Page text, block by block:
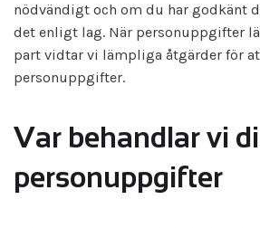
nödvändigt och om du har godkänt
det enligt lag. När personuppgifter
part vidtar vi lämpliga åtgärder för
personuppgifter.
Var behandlar vi
personuppgifter